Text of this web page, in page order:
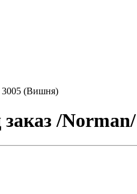
3005 (Вишня)
/